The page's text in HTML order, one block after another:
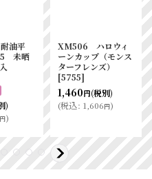
油平
未晒
)
)
XM506 ハロウィ
ーンカップ（モンス
ターフレンズ）
[5755]
1,460円(税別)
(税込: 1,606円)